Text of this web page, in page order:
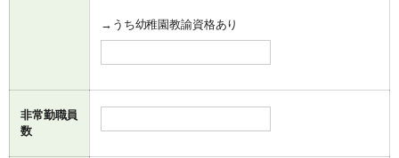
→うち幼稚園教諭資格あり
非常勤職員
数